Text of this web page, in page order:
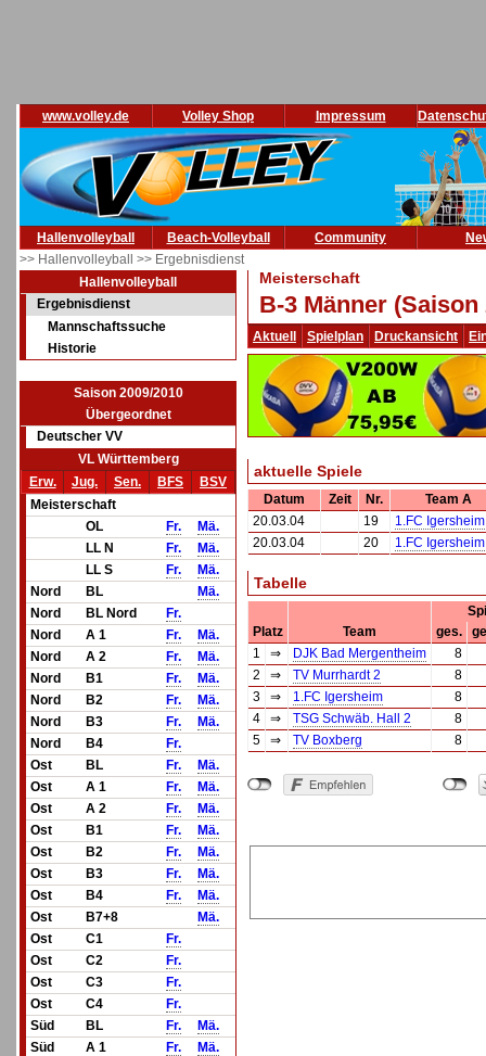
www.volley.de Volley Shop Impressum
Hallenvolleyball Beach-Volleyball Community
>> Hallenvolleyball >> Ergebnisdienst
Hallenvolleyball
Ergebnisdienst
Mannschaftssuche
Historie
Saison 2009/2010
Übergeordnet
Deutscher VV
VL Württemberg
Erw.
Jug. Sen. BFS
BSV
Meisterschaft
OL
Fr.
Mä.
LL N
Fr.
Mä.
LL S
Fr.
Mä.
Nord
BL
Mä.
Nord
BL Nord
Fr.
Nord
A 1 Fr.
Mä.
Nord
A 2 Fr.
Mä.
Nord
B1 Fr.
Mä.
Nord
B2 Fr.
Mä.
Nord
B3 Fr.
Mä.
Nord
B4
Fr.
Ost
BL Fr.
Mä.
Ost
A 1 Fr.
Mä.
Ost
A 2 Fr.
Mä.
Ost
B1 Fr.
Mä.
Ost
B2 Fr.
Mä.
Ost
B3 Fr.
Mä.
Ost
B4 Fr.
Mä.
Ost
B7+8
Mä.
Ost
C1
Fr.
Ost
C2
Fr.
Ost
C3
Fr.
Ost
C4
Fr.
Süd
BL Fr.
Mä.
Süd
A 1 Fr.
Mä.
Meisterschaft
B-3 Männer (Saison
Aktuell Spielplan Druckansicht
aktuelle Spiele
Datum Zeit Nr.
Team A
20.03.04
19
1.FC Igersheim
20.03.04
20 1.FC Igersheim
Tabelle
Platz
Team ges.
1
⇒ DJK Bad Mergentheim
8
2
⇒ TV Murrhardt 2
8
3
⇒ 1.FC Igersheim
8
4
⇒ TSG Schwäb. Hall 2
8
5
⇒ TV Boxberg 8